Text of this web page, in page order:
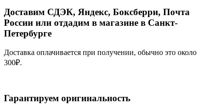
Доставим СДЭК, Яндекс, Боксберри, Почта
России или отдадим в магазине в Санкт-
Петербурге
Доставка оплачивается при получении, обычно это около
300₽.
Гарантируем оригинальность